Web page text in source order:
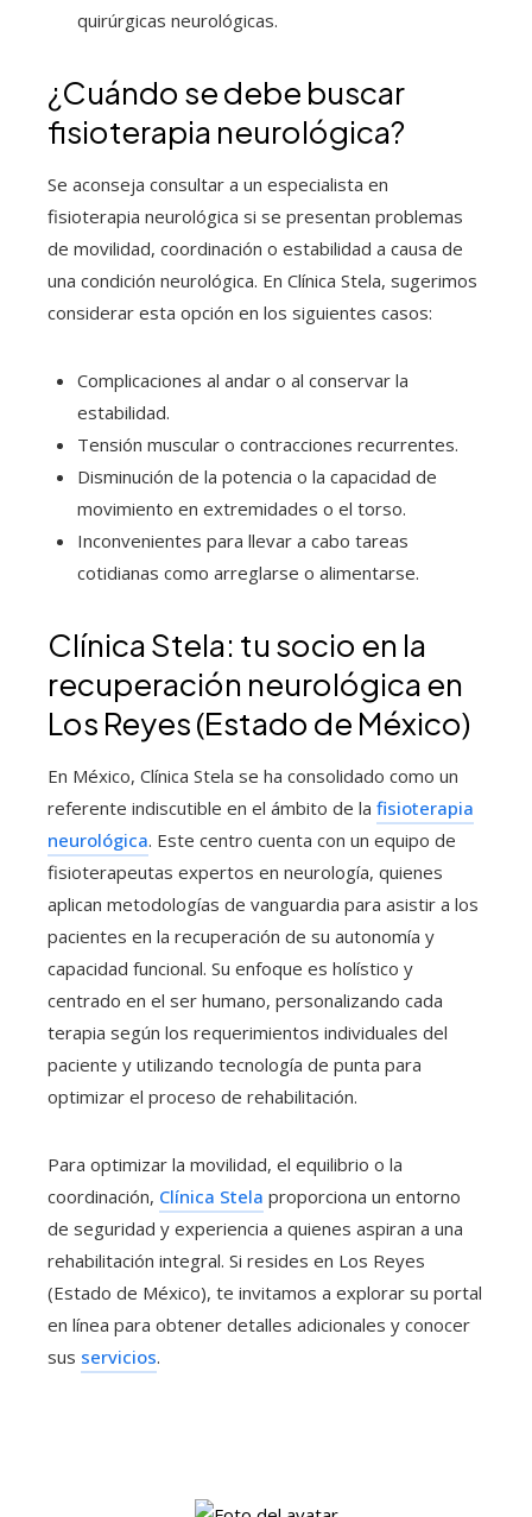
quirúrgicas neurológicas.
¿Cuándo se debe buscar
fisioterapia neurológica?
Se aconseja consultar a un especialista en
fisioterapia neurológica si se presentan problemas
de movilidad, coordinación o estabilidad a causa de
una condición neurológica. En Clínica Stela, sugerimos
considerar esta opción en los siguientes casos:
Complicaciones al andar o al conservar la
estabilidad.
Tensión muscular o contracciones recurrentes.
Disminución de la potencia o la capacidad de
movimiento en extremidades o el torso.
Inconvenientes para llevar a cabo tareas
cotidianas como arreglarse o alimentarse.
Clínica Stela: tu socio en la
recuperación neurológica en
Los Reyes (Estado de México)
En México, Clínica Stela se ha consolidado como un
referente indiscutible en el ámbito de la fisioterapia
neurológica. Este centro cuenta con un equipo de
fisioterapeutas expertos en neurología, quienes
aplican metodologías de vanguardia para asistir a los
pacientes en la recuperación de su autonomía y
capacidad funcional. Su enfoque es holístico y
centrado en el ser humano, personalizando cada
terapia según los requerimientos individuales del
paciente y utilizando tecnología de punta para
optimizar el proceso de rehabilitación.
Para optimizar la movilidad, el equilibrio o la
coordinación, Clínica Stela proporciona un entorno
de seguridad y experiencia a quienes aspiran a una
rehabilitación integral. Si resides en Los Reyes
(Estado de México), te invitamos a explorar su portal
en línea para obtener detalles adicionales y conocer
sus servicios.